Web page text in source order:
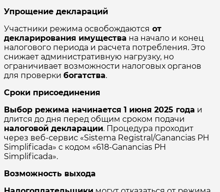
Упрощение деклараций
Участники режима освобождаются от
декларирования имущества на начало и конец
налогового периода и расчета потребления. Это
снижает административную нагрузку, но
ограничивает возможности налоговых органов
для проверки богатства.
Сроки присоединения
Выбор режима начинается 1 июня 2025 года и
длится до дня перед общим сроком подачи
налоговой декларации. Процедура проходит
через веб-сервис «Sistema Registral/Ganancias PH
Simplificada» с кодом «618-Ganancias PH
Simplificada».
Возможность выхода